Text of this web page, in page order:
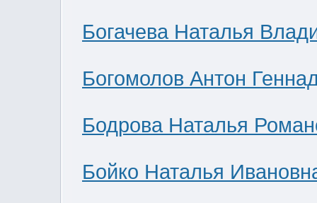
Богачева Наталья
Богомолов Антон
Бодрова Наталья
Бойко Наталья